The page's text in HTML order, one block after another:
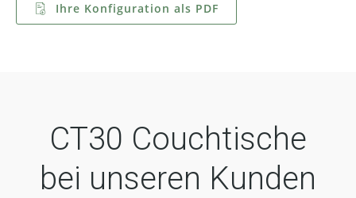
Ihre Konfiguration als PDF
CT30 Couchtische
bei unseren Kunden